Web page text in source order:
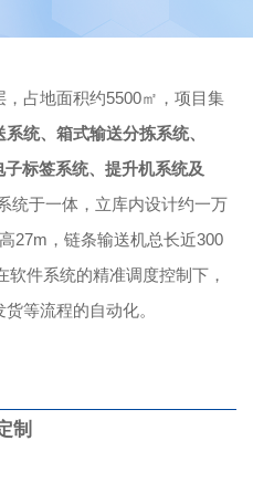
占地面积约5500㎡，项目集
统、箱式输送分拣系统、
标签系统、提升机系统及
统于一体，立库内设计约一万
27m，链条输送机总长近300
件系统的精准调度控制下，
等流程的自动化。
制